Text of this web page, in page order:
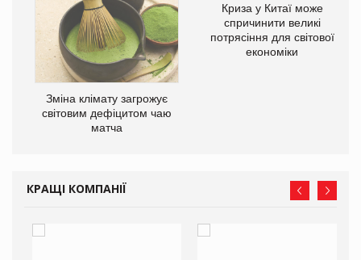
Зміна клімату загрожує
світовим дефіцитом чаю
матча
Криза у Китаї може
спричинити великі
потрясіння для світової
економіки
КРАЩІ КОМПАНІЇ